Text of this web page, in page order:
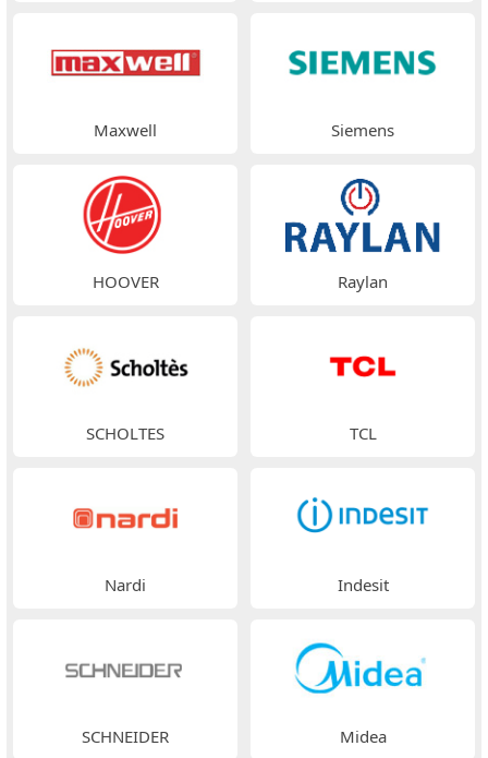
Maxwell Siemens
HOOVER Raylan
SCHOLTES TCL
Nardi Indesit
SCHNEIDER Midea